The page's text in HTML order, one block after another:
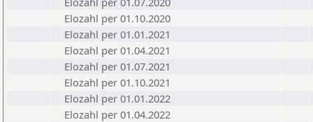
Elozahl per 01.10.2020
Elozahl per 01.01.2021
Elozahl per 01.04.2021
Elozahl per 01.07.2021
Elozahl per 01.10.2021
Elozahl per 01.01.2022
Elozahl per 01.04.2022